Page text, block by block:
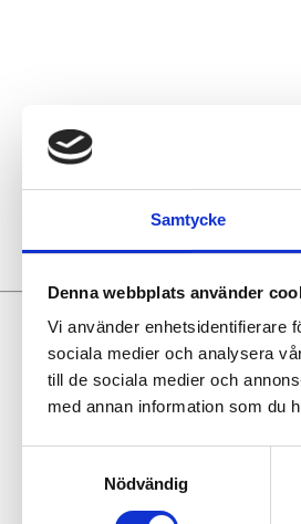
Samtycke
Denna webbplats använder
Vi använder enhetsidentifierare
sociala medier och analysera
till de sociala medier och
med annan information som du
Nödvändig